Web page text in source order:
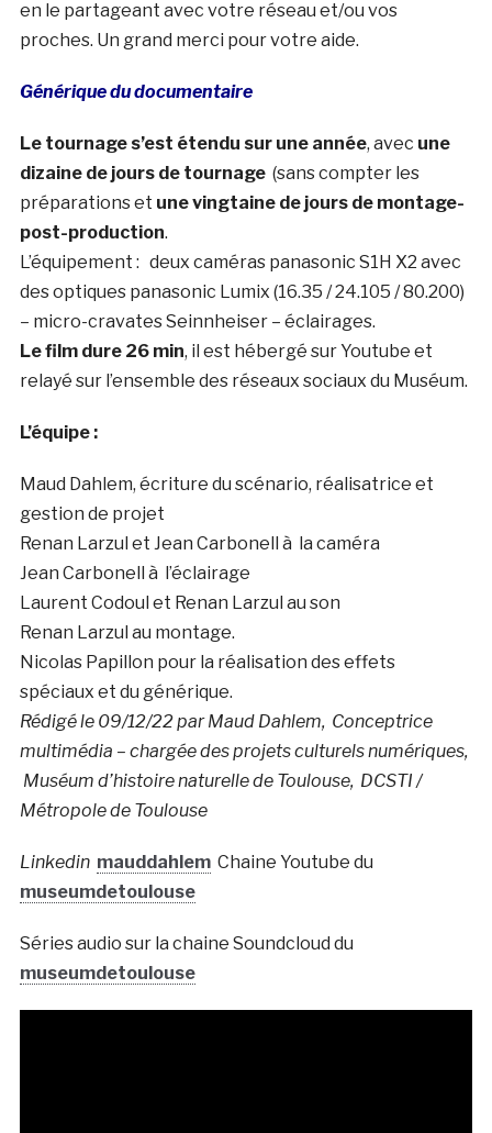
en le partageant avec votre réseau et/ou vos
proches. Un grand merci pour votre aide.
Générique du documentaire
Le tournage s’est étendu sur une année, avec une
dizaine de jours de tournage(sans compter les
préparations et une vingtaine de jours de montage-
post-production.
L’équipement : deux caméras panasonic S1H X2 avec
des optiques panasonic Lumix (16.35 / 24.105 / 80.200)
– micro-cravates Seinnheiser – éclairages.
Le film dure 26 min, il est hébergé sur Youtube et
relayé sur l’ensemble des réseaux sociaux du Muséum.
L’équipe :
Maud Dahlem, écriture du scénario, réalisatrice et
gestion de projet
Renan Larzul et Jean Carbonell à la caméra
Jean Carbonell à l’éclairage
Laurent Codoul et Renan Larzul au son
Renan Larzul au montage.
Nicolas Papillon pour la réalisation des effets
spéciaux et du générique.
Rédigé le 09/12/22 par Maud Dahlem, Conceptrice
multimédia – chargée des projets culturels numériques,
Muséum d’histoire naturelle de Toulouse, DCSTI /
Métropole de Toulouse
Linkedin mauddahlemChaine Youtube du
museumdetoulouse
Séries audio sur la chaine Soundcloud du
museumdetoulouse